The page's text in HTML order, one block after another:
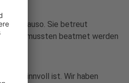
genauso. Sie betreut
ihnen mussten beatmet werden
was sinnvoll ist. Wir haben